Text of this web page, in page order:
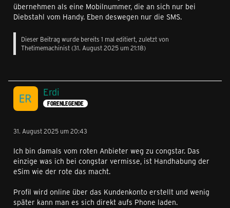
übernehmen als eine Mobilnummer, die an sich nur bei
Diebstahl vom Handy. Eben deswegen nur die SMS.
Dieser Beitrag wurde bereits 1 mal editiert, zuletzt von
Thetimemachinist(31. August 2025 um 21:18)
Erdi
FORENLEGENDE
31. August 2025 um 20:43
Ich bin damals vom roten Anbieter weg zu congstar. Das
einzige was ich bei congstar vermisse, ist Handhabung der
eSim wie der rote das macht.
Profil wird online über das Kundenkonto erstellt und wenig
später kann man es sich direkt aufs Phone laden.